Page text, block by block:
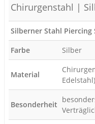
Chirurgenstahl |
Silberner Stahl Piercing
Farbe
Silber
Material
Edelstahl)
Besonderheit